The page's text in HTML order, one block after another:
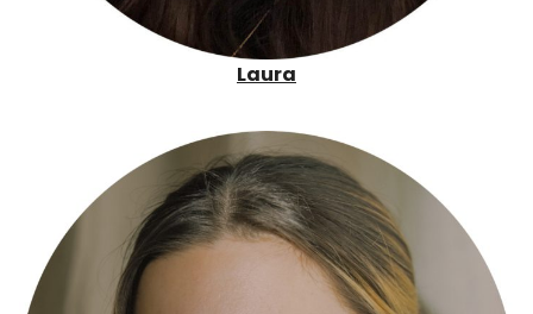
Laura